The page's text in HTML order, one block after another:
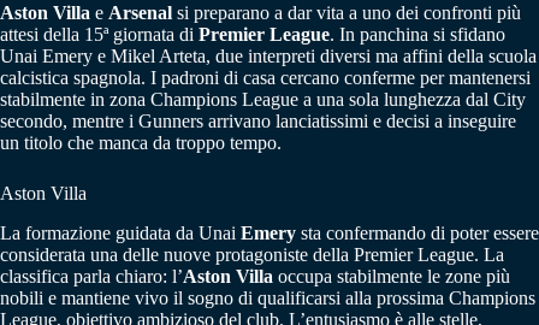
Aston Villa e Arsenal si preparano a dar vita a uno dei confronti più
attesi della 15ª giornata di Premier League. In panchina si sfidano
Unai Emery e Mikel Arteta, due interpreti diversi ma affini della scuola
calcistica spagnola. I padroni di casa cercano conferme per mantenersi
stabilmente in zona Champions League a una sola lunghezza dal City
secondo, mentre i Gunners arrivano lanciatissimi e decisi a inseguire
un titolo che manca da troppo tempo.
Aston Villa
La formazione guidata da Unai Emery sta confermando di poter essere
considerata una delle nuove protagoniste della Premier League. La
classifica parla chiaro: l’Aston Villa occupa stabilmente le zone più
nobili e mantiene vivo il sogno di qualificarsi alla prossima Champions
League, obiettivo ambizioso del club. L’entusiasmo è alle stelle,